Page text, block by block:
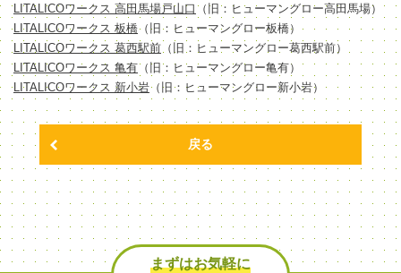
LITALICOワークス 高田馬場戸山口 （旧：ヒューマングロー高田馬場）
LITALICOワークス 板橋（旧：ヒューマングロー板橋）
LITALICOワークス 葛西駅前 （旧：ヒューマングロー葛西駅前）
LITALICOワークス 亀有（旧：ヒューマングロー亀有）
LITALICOワークス 新小岩（旧：ヒューマングロー新小岩）
戻る
まずはお気軽に